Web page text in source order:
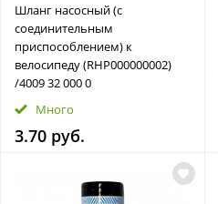
Шланг насосный (с
соединительным
приспособлением) к
велосипеду (RHP000000002)
/4009 32 000 0
Много
3.70 руб.